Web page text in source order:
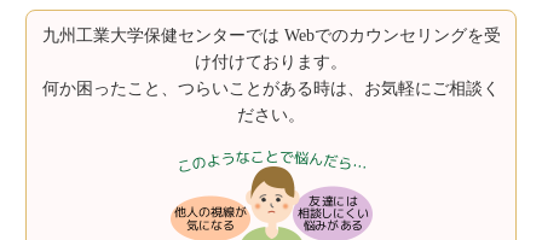
九州工業大学保健センターでは Webでのカウンセリングを受
け付けております。
何か困ったこと、つらいことがある時は、お気軽にご相談く
ださい。